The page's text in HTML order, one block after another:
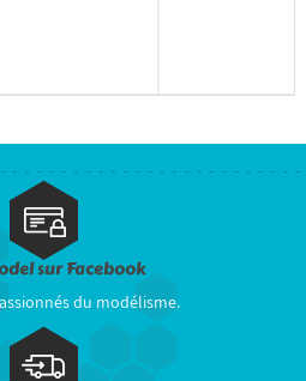
sur Facebook
du modélisme.